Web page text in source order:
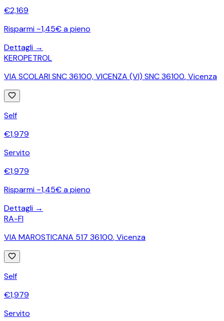
€2,169
Risparmi ~1,45€ a pieno
Dettagli →
KEROPETROL
VIA SCOLARI SNC 36100, VICENZA (VI) SNC 36100,Vicenza
Self
€1,979
Servito
€1,979
Risparmi ~1,45€ a pieno
Dettagli →
RA-FI
VIA MAROSTICANA 517 36100,Vicenza
Self
€1,979
Servito